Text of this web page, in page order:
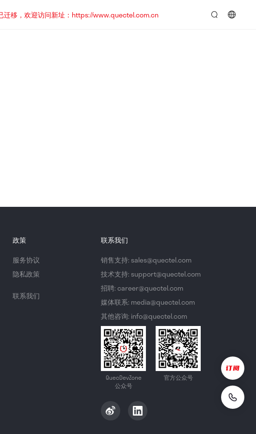
迁移，欢迎访问新址：https://www.quectel.com.cn
政策
服务协议
隐私政策
联系我们
联系我们
销售支持: sales@quectel.com
技术支持: support@quectel.com
招聘: career@quectel.com
媒体联系: media@quectel.com
其他咨询: info@quectel.com
QuecDevZone
公众号
官方公众号